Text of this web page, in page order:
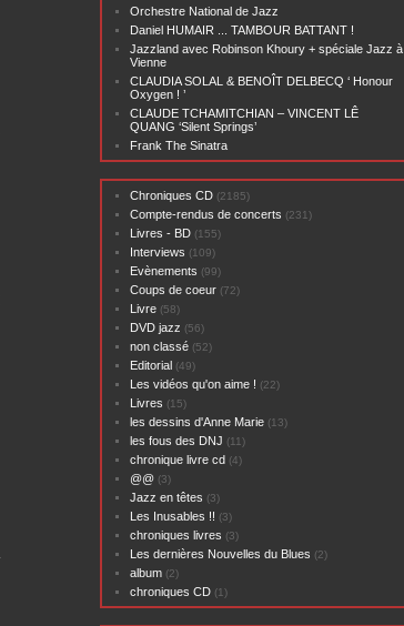
Orchestre National de Jazz
Daniel HUMAIR ... TAMBOUR BATTANT !
Jazzland avec Robinson Khoury + spéciale Jazz à
Vienne
CLAUDIA SOLAL & BENOÎT DELBECQ ‘ Honour
Oxygen ! ’
CLAUDE TCHAMITCHIAN – VINCENT LÊ
QUANG ‘Silent Springs’
Frank The Sinatra
Chroniques CD (2185)
Compte-rendus de concerts (231)
Livres - BD (155)
Interviews (109)
Evènements (99)
Coups de coeur (72)
Livre (58)
DVD jazz (56)
non classé (52)
Editorial (49)
Les vidéos qu'on aime ! (22)
Livres (15)
les dessins d'Anne Marie (13)
les fous des DNJ (11)
chronique livre cd (4)
@@ (3)
Jazz en têtes (3)
Les Inusables !! (3)
chroniques livres (3)
Les dernières Nouvelles du Blues (2)
album (2)
chroniques CD (1)